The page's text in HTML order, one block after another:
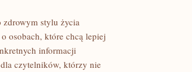
stylu życia
osobach, które chcą lepiej
informacji
czytelników, którzy nie